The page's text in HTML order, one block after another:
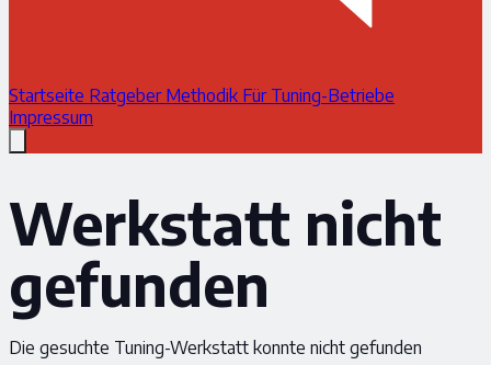
Startseite Ratgeber Methodik Für Tuning-Betriebe
Impressum
Werkstatt nicht
gefunden
Die gesuchte Tuning-Werkstatt konnte nicht gefunden